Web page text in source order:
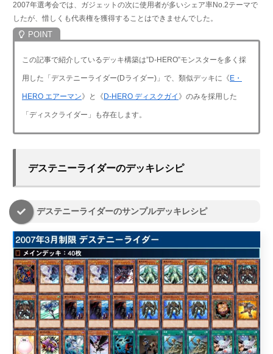
2007年選考会では、ガジェットの次に使用者が多いシェア率No.2テーマで
したが、惜しくも代表権を獲得することはできませんでした。
この記事で紹介しているデッキ構築は”D-HERO”モンスターを多く採
用した「デステニーライダー(Dライダー)」で、類似デッキに《E・
HERO エアーマン》と《D-HERO ディスクガイ 》のみを採用した
「ディスクライダー」も存在します。
デステニーライダーのデッキレシピ
デステニーライダーのサンプルデッキレシピ